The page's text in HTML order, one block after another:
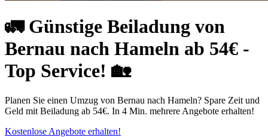
🚛 Günstige Beiladung von
Bernau nach Hameln ab 54€ -
Top Service! 🏡
Planen Sie einen Umzug von Bernau nach Hameln? Spare Zeit und
Geld mit Beiladung ab 54€. In 4 Min. mehrere Angebote erhalten!
Kostenlose Angebote erhalten!